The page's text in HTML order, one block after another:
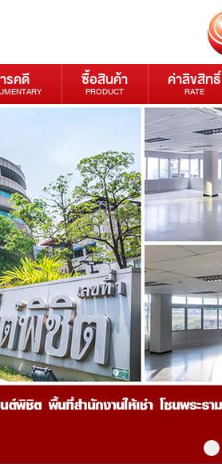
รคดี ซื้อสินค้า
PRODUCT
ค่าลิขสิทธิ์
RATE